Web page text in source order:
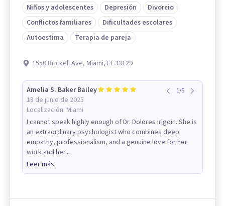
Niños y adolescentes
Depresión
Divorcio
Conflictos familiares
Dificultades escolares
Autoestima
Terapia de pareja
1550 Brickell Ave, Miami, FL 33129
Amelia S. Baker Bailey
18 de junio de 2025
Localización: Miami
1/5
I cannot speak highly enough of Dr. Dolores Irigoin. She is
an extraordinary psychologist who combines deep
empathy, professionalism, and a genuine love for her
work and her...
Leer más